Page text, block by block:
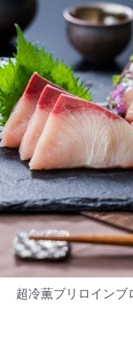
超冷薫ブリロインブ